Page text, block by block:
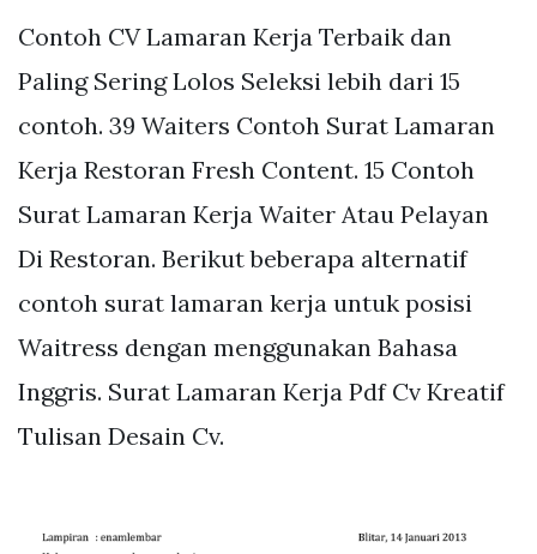
Contoh CV Lamaran Kerja Terbaik dan
Paling Sering Lolos Seleksi lebih dari 15
contoh. 39 Waiters Contoh Surat Lamaran
Kerja Restoran Fresh Content. 15 Contoh
Surat Lamaran Kerja Waiter Atau Pelayan
Di Restoran. Berikut beberapa alternatif
contoh surat lamaran kerja untuk posisi
Waitress dengan menggunakan Bahasa
Inggris. Surat Lamaran Kerja Pdf Cv Kreatif
Tulisan Desain Cv.